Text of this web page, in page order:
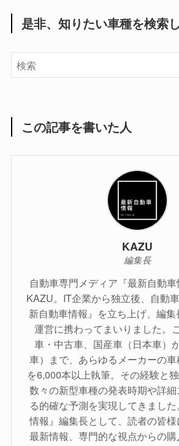
是非、知りたい車種を検索
この記事を書いた人
KAZU
編集長
自動車専門メディア『最新自動
KAZU。IT企業から独立後、自動
新自動車情報』を立ち上げ、編
運営に携わってまいりました。
車・中古車、国産車（日本車）
車）まで、あらゆるメーカーの
を6,000本以上執筆。その経験と独
数々の新型車種の発表時期や詳
る的確な予測を実現してきまし
情報』編集長として、読者の皆
最新情報、専門的な視点からの購